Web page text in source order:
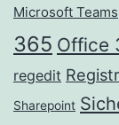
Microsoft Teams
365 Office
regedit
Sharepoint